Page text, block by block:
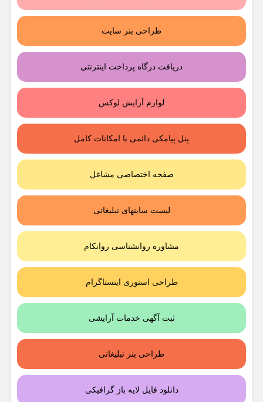
طراحی بنر سایت
دریافت درگاه پرداخت اینترنتی
لوازم آرایش لوکس
پنل پیامکی دائمی با امکانات کامل
صفحه اختصاصی مشاغل
لیست سایتهای تبلیغاتی
مشاوره روانشناسی روانکام
طراحی استوری اینستاگرام
ثبت آگهی خدمات آرایشی
طراحی بنر تبلیغاتی
دانلود فایل لایه باز گرافیکی